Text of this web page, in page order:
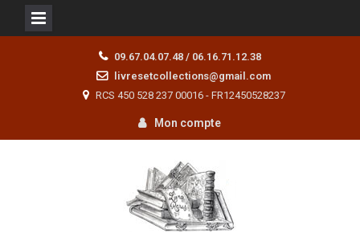
09.67.04.07.48 / 06.16.71.12.38
livresetcollections@gmail.com
RCS 450 528 237 00016 - FR12450528237
Mon compte